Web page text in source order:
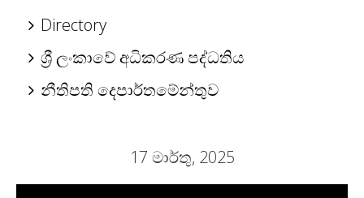
Directory
ශ්‍රී ලංකාවේ අධිකරණ පද්ධතිය
නීතිපති දෙපාර්තමේන්තුව
17 මාර්තු, 2025